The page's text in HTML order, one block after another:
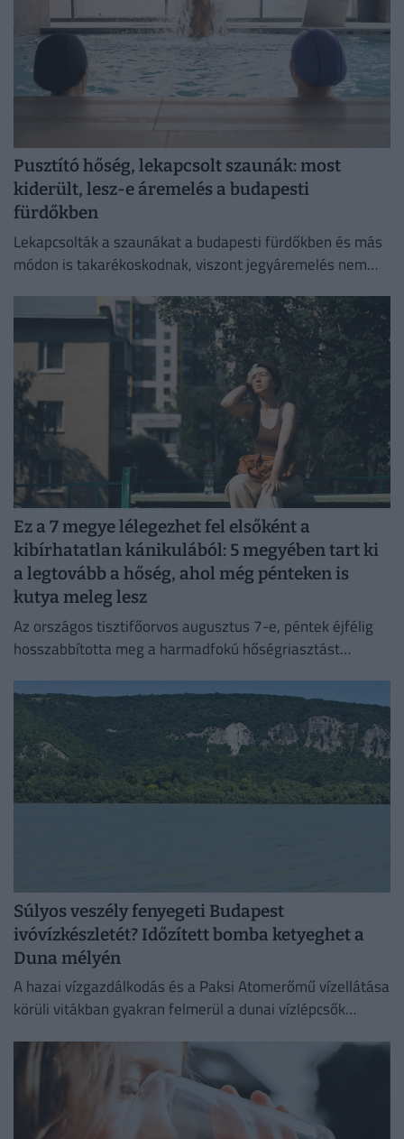
Pusztító hőség, lekapcsolt szaunák: most
kiderült, lesz-e áremelés a budapesti
fürdőkben
Lekapcsolták a szaunákat a budapesti fürdőkben és más
módon is takarékoskodnak, viszont jegyáremelés nem
Ez a 7 megye lélegezhet fel elsőként a
kibírhatatlan kánikulából: 5 megyében tart ki
a legtovább a hőség, ahol még pénteken is
kutya meleg lesz
Az országos tisztifőorvos augusztus 7-e, péntek éjfélig
hosszabbította meg a harmadfokú hőségriasztást
fellélegezhetünk.
Súlyos veszély fenyegeti Budapest
ivóvízkészletét? Időzített bomba ketyeghet a
Duna mélyén
A hazai vízgazdálkodás és a Paksi Atomerőmű vízellátása
körüli vitákban gyakran felmerül a dunai vízlépcsők
évszázados,...